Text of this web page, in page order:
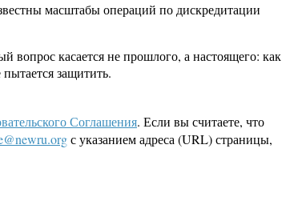
масштабы операций по дискредитации
касается не прошлого, а настоящего: как
защитить.
Соглашения. Если вы считаете, что
с указанием адреса (URL) страницы,